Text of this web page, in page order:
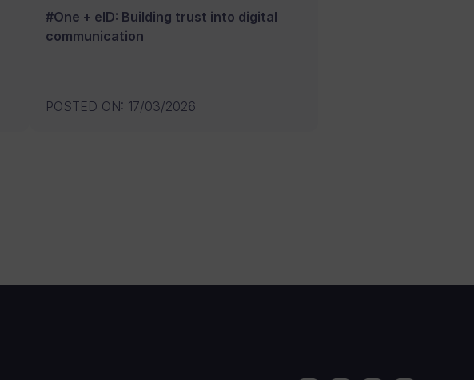
#One + eID: Building trust into digital
communication
POSTED ON: 17/03/2026